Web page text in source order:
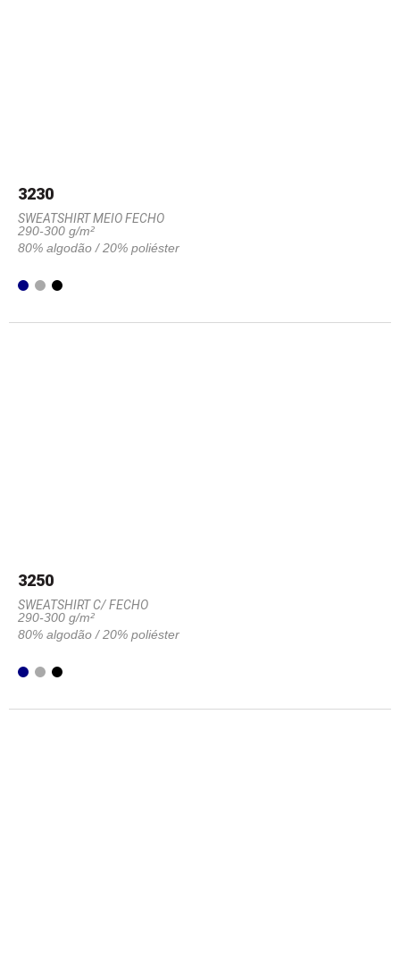
3230
SWEATSHIRT MEIO FECHO
290-300 g/m²
80% algodão / 20% poliéster
3250
SWEATSHIRT C/ FECHO
290-300 g/m²
80% algodão / 20% poliéster